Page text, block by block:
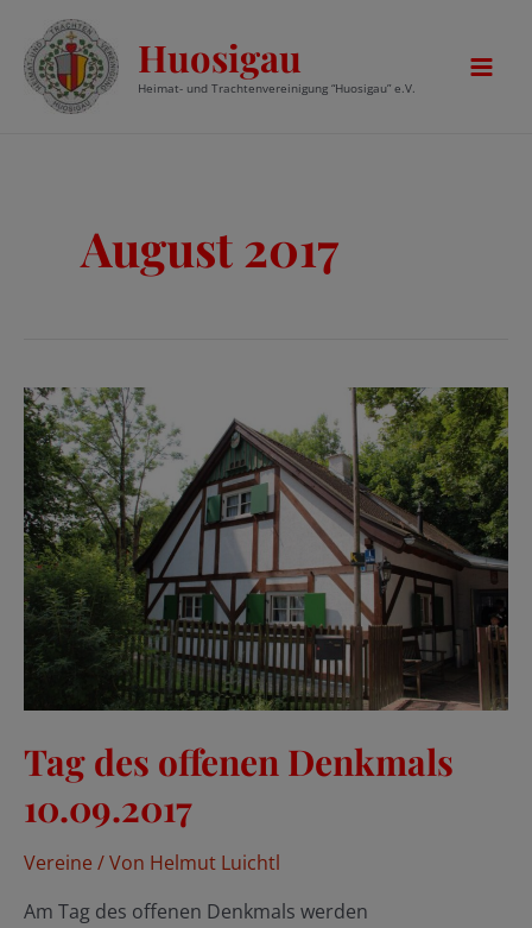
Inhalt
springen
Huosigau
Heimat- und Trachtenvereinigung “Huosigau” e.V.
August 2017
Tag des offenen Denkmals
10.09.2017
Vereine / Von Helmut Luichtl
Am Tag des offenen Denkmals werden